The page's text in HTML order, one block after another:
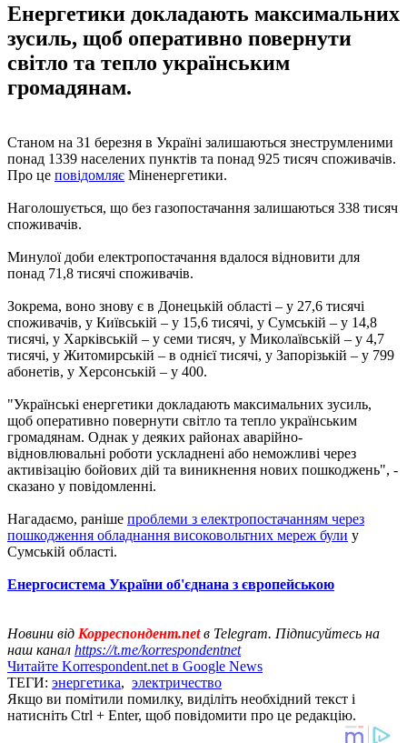
Енергетики докладають максимальних
зусиль, щоб оперативно повернути
світло та тепло українським
громадянам.
Станом на 31 березня в Україні залишаються знеструмленими
понад 1339 населених пунктів та понад 925 тисяч споживачів.
Про це повідомляє Міненергетики.
Наголошується, що без газопостачання залишаються 338 тисяч
споживачів.
Минулої доби електропостачання вдалося відновити для
понад 71,8 тисячі споживачів.
Зокрема, воно знову є в Донецькій області – у 27,6 тисячі
споживачів, у Київській – у 15,6 тисячі, у Сумській – у 14,8
тисячі, у Харківській – у семи тисяч, у Миколаївській – у 4,7
тисячі, у Житомирській – в однієї тисячі, у Запорізькій – у 799
абонетів, у Херсонській – у 400.
"Українські енергетики докладають максимальних зусиль,
щоб оперативно повернути світло та тепло українським
громадянам. Однак у деяких районах аварійно-
відновлювальні роботи ускладнені або неможливі через
активізацію бойових дій та виникнення нових пошкоджень", -
сказано у повідомленні.
Нагадаємо, раніше проблеми з електропостачанням через
пошкодження обладнання високовольтних мереж були у
Сумській області.
Енергосистема України об'єднана з європейською
Новини від Корреспондент.netв Telegram. Підписуйтесь на
наш канал https://t.me/korrespondentnet
Читайте Korrespondent.net в Google News
ТЕГИ: энергетика, электричество
Якщо ви помітили помилку, виділіть необхідний текст і
натисніть Ctrl + Enter, щоб повідомити про це редакцію.